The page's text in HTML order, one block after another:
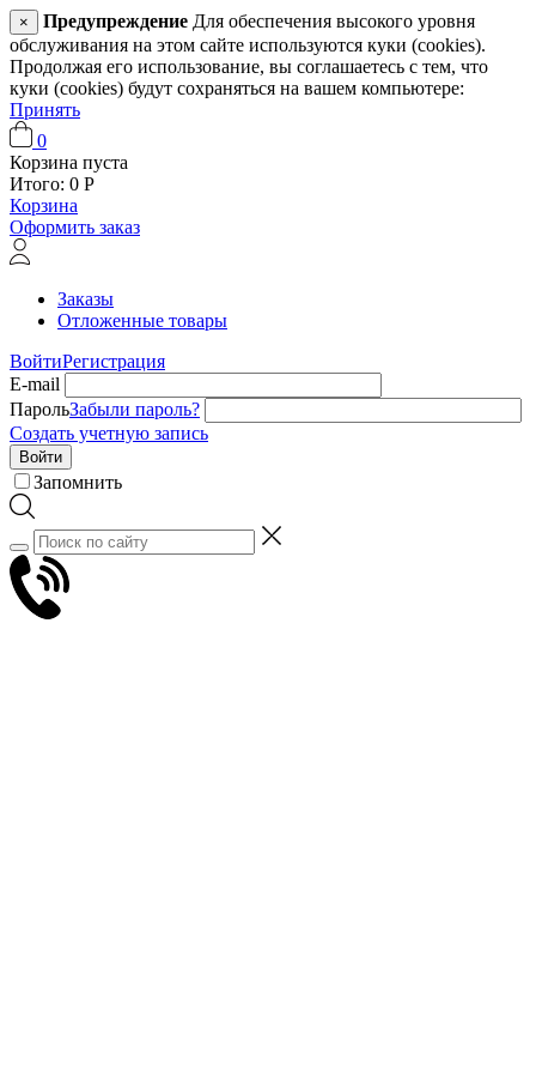
× Предупреждение Для обеспечения высокого уровня
обслуживания на этом сайте используются куки (cookies).
Продолжая его использование, вы соглашаетесь с тем, что
куки (cookies) будут сохраняться на вашем компьютере:
Принять
0
Корзина пуста
Итого: 0 Р
Корзина
Оформить заказ
Заказы
Отложенные товары
ВойтиРегистрация
E-mail
ПарольЗабыли пароль?
Создать учетную запись
Войти
Запомнить